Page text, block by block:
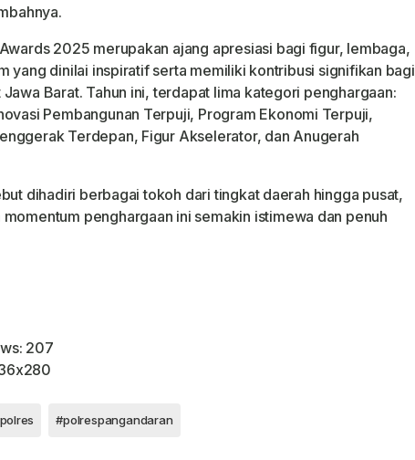
2025 merupakan ajang apresiasi bagi figur, lembaga,
yang dinilai inspiratif serta memiliki kontribusi signifikan bagi
Jawa Barat. Tahun ini, terdapat lima kategori penghargaan:
Pembangunan Terpuji, Program Ekonomi Terpuji,
Terdepan, Figur Akselerator, dan Anugerah
dihadiri berbagai tokoh dari tingkat daerah hingga pusat,
penghargaan ini semakin istimewa dan penuh
207
#polrespangandaran